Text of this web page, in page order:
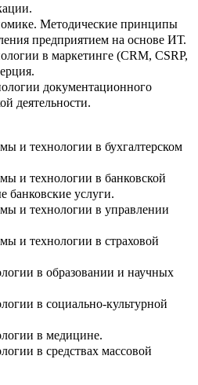
Методические принципы
предприятием на основе ИТ.
в маркетинге (CRM, CSRP,
документационного
деятельности.
и технологии в бухгалтерском
и технологии в банковской
банковские услуги.
и технологии в управлении
и технологии в страховой
в образовании и научных
в социально-культурной
в медицине.
в средствах массовой